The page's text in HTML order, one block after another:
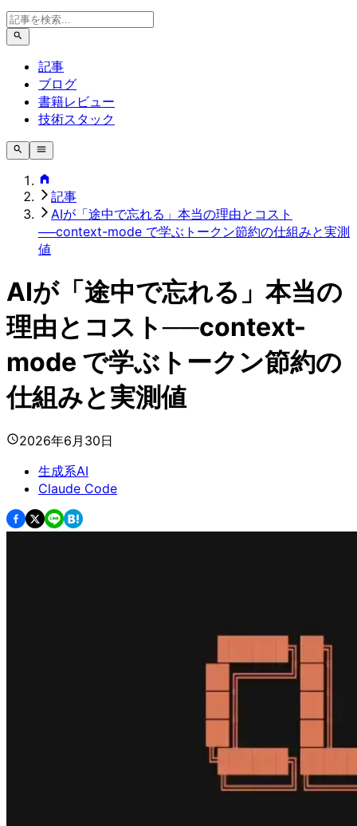
記事
ブログ
書籍レビュー
技術スタック
記事
AIが「途中で忘れる」本当の理由とコスト
──context-mode で学ぶトークン節約の仕組みと実測
値
AIが「途中で忘れる」本当の
理由とコスト──context-
mode で学ぶトークン節約の
仕組みと実測値
2026年6月30日
生成系AI
Claude Code